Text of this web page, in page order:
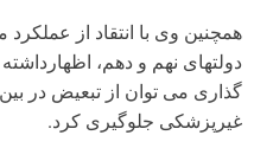
همچنین وی با انتقاد از
دولتهای نهم و دهم،
گذاری می توان از تبعیض در
غیرپزشکی جلوگیری کرد.